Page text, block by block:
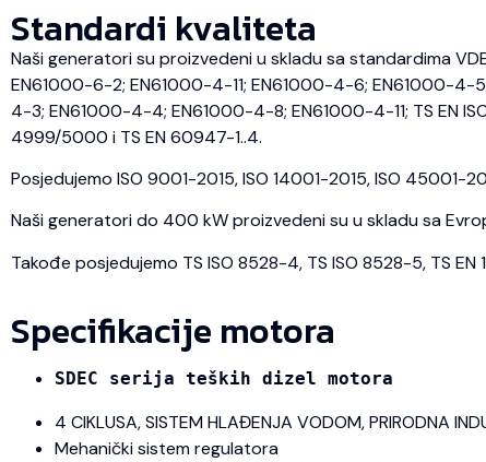
Standardi kvaliteta
Naši generatori su proizvedeni u skladu sa standardima
EN61000-6-2; EN61000-4-11; EN61000-4-6; EN61000-4-
4-3; EN61000-4-4; EN61000-4-8; EN61000-4-11; TS EN
4999/5000 i TS EN 60947-1..4.
Posjedujemo ISO 9001-2015, ISO 14001-2015, ISO
Naši generatori do 400 kW proizvedeni su u skladu sa
Takođe posjedujemo TS ISO 8528-4, TS ISO 8528-5, TS
Specifikacije motora
SDEC serija teških dizel motora
4 CIKLUSA, SISTEM HLAĐENJA VODOM, PRIRODNA
Mehanički sistem regulatora